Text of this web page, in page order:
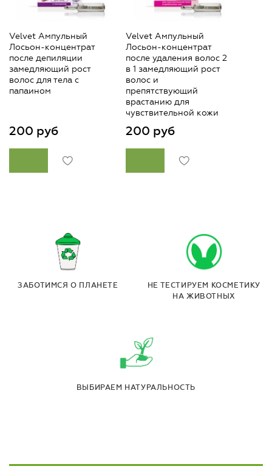
Velvet Ампульный
Лосьон-концентрат
после депиляции
замедляющий рост
волос для тела с
папаином
200 руб
Velvet Ампульный
Лосьон-концентрат
после удаления волос 2
в 1 замедляющий рост
волос и
препятствующий
врастанию для
чувствительной кожи
200 руб
ЗАБОТИМСЯ О ПЛАНЕТЕ
НЕ ТЕСТИРУЕМ КОСМЕТИКУ
НА ЖИВОТНЫХ
ВЫБИРАЕМ НАТУРАЛЬНОСТЬ